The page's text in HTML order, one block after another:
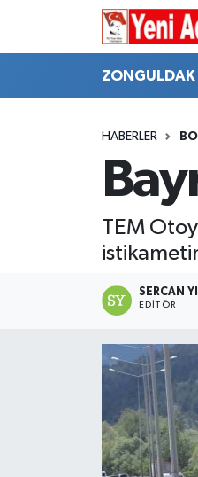
ZONGULDAK
HABERLER
TEM
SERCAN
EDITÖR
ZONGULDAK
SİYASET
RESMİ İLAN
ZONGULDAK
KARABÜK
SİYASET
RESMİ İLAN
Zonguldak Hava
Süper Lig Puan
Son Dakika Haberleri
Haber Arşivi